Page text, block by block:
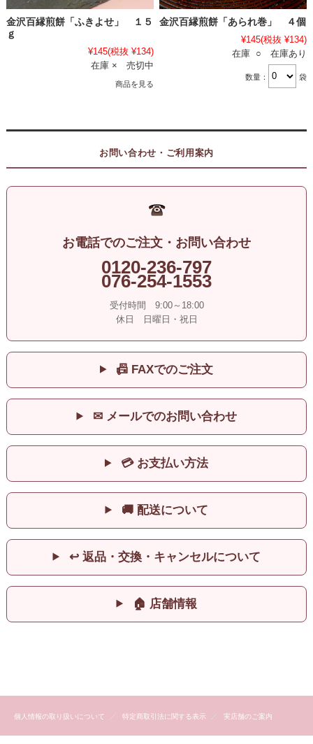
金沢百縁煎餅「ふきよせ」 １５
ｇ
¥145(税抜 ¥134)
在庫 × 売切中
商品を見る
金沢百縁煎餅「あられ巻」 ４個
¥145(税抜 ¥134)
在庫 ○ 在庫あり
数量： 袋
お問い合わせ・ご利用案内
お電話でのご注文・お問い合わせ
0120-236-797
076-254-1553
受付時間 9:00～18:00
休日 日曜日・祝日
📠 FAXでのご注文
✉ メールでのお問い合わせ
💳 お支払い方法
🚚 配送について
↩ 返品・交換・キャンセルについて
🏠 店舗情報
個人情報の取り扱いについて 特定商取引法に関する表示 実店舗のご案内